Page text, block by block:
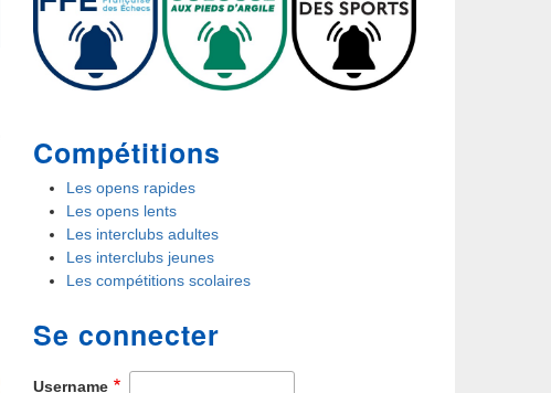
Compétitions
Les opens rapides
Les opens lents
Les interclubs adultes
Les interclubs jeunes
Les compétitions scolaires
Se connecter
Username